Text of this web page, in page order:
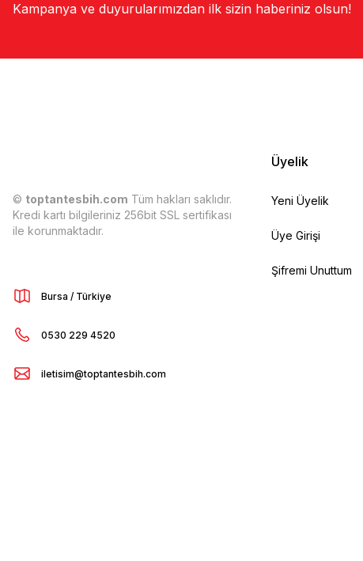
Kampanya ve duyurularımızdan ilk sizin haberiniz olsun!
© toptantesbih.com Tüm hakları saklıdır.
Kredi kartı bilgileriniz 256bit SSL sertifikası
ile korunmaktadır.
Bursa / Türkiye
0530 229 4520
iletisim@toptantesbih.com
Üyelik
Yeni Üyelik
Üye Girişi
Şifremi Unuttum